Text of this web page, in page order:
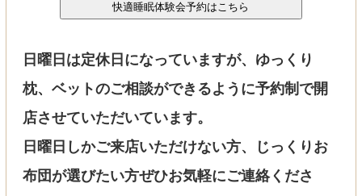
日曜日は定休日になっていますが、ゆっくり
枕、ベットのご相談ができるように予約制で開
店させていただいています。
日曜日しかご来店いただけない方、じっくりお
布団が選びたい方ぜひお気軽にご連絡くださ